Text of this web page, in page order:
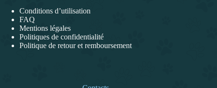
Conditions d’utilisation
FAQ
Mentions légales
Politiques de confidentialité
Politique de retour et remboursement